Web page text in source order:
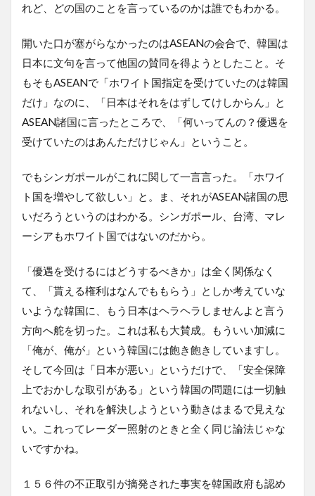
れど、どの国のことを言っているのかは誰でもわかる。
開いた口が塞がらなかったのはASEANの会合で、韓国は
日本に文句を言って他国の賛同を得ようとしたこと。そ
もそもASEANで「ホワイト国指定を受けていたのは韓国
だけ」なのに、「日本はそれをはずしてけしからん」と
ASEAN諸国に言ったところで、「何いってんの？優遇を
受けていたのはあんただけじゃん」ということ。
でもシンガポールがこれに関して一言言った。「ホワイ
ト国を増やして欲しい」と。ま、それがASEAN諸国の思
いだろうというのはわかる。シンガポール、台湾、マレ
ーシアもホワイト国ではないのだから。
「優遇を受けるにはどうするべきか」は全く関係なく
て、「貰える権利はなんでももらう」としか考えていな
いような韓国に、もう日本はヘラヘラしませんよと言う
方向へ舵を切った。これは私も大賛成。もういい加減に
「俺が、俺が」という韓国には飽き飽きしていますし。
そして今回は「日本が悪い」というだけで、「安全保障
上でおかしな取引がある」という韓国の問題には一切触
れないし、それを解決しようという動きはまるで見えな
い。これってレーダー照射のときと全く同じ論法じゃな
いですかね。
１５６件の不正取引が摘発された事実を韓国政府も認め